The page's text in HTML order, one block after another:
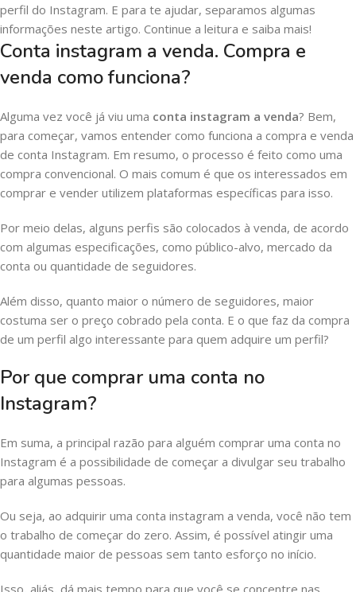
perfil do Instagram. E para te ajudar, separamos algumas
informações neste artigo. Continue a leitura e saiba mais!
Conta instagram a venda. Compra e
venda como funciona?
Alguma vez você já viu uma conta instagram a venda? Bem,
para começar, vamos entender como funciona a compra e venda
de conta Instagram. Em resumo, o processo é feito como uma
compra convencional. O mais comum é que os interessados em
comprar e vender utilizem plataformas específicas para isso.
Por meio delas, alguns perfis são colocados à venda, de acordo
com algumas especificações, como público-alvo, mercado da
conta ou quantidade de seguidores.
Além disso, quanto maior o número de seguidores, maior
costuma ser o preço cobrado pela conta. E o que faz da compra
de um perfil algo interessante para quem adquire um perfil?
Por que comprar uma conta no
Instagram?
Em suma, a principal razão para alguém comprar uma conta no
Instagram é a possibilidade de começar a divulgar seu trabalho
para algumas pessoas.
Ou seja, ao adquirir uma conta instagram a venda, você não tem
o trabalho de começar do zero. Assim, é possível atingir uma
quantidade maior de pessoas sem tanto esforço no início.